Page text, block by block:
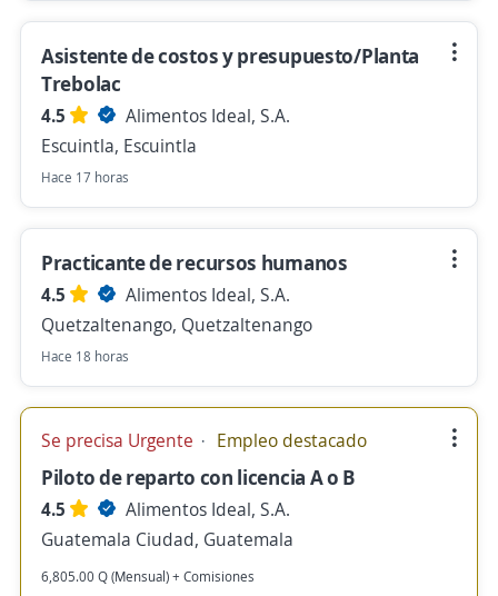
Asistente de costos y presupuesto/Planta
Trebolac
4.5
Alimentos Ideal, S.A.
Escuintla, Escuintla
Hace 17 horas
Practicante de recursos humanos
4.5
Alimentos Ideal, S.A.
Quetzaltenango, Quetzaltenango
Hace 18 horas
Se precisa Urgente Empleo destacado
Piloto de reparto con licencia A o B
4.5
Alimentos Ideal, S.A.
Guatemala Ciudad, Guatemala
6,805.00 Q (Mensual) + Comisiones